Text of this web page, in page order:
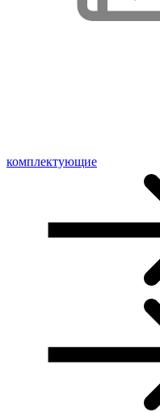
комплектующие